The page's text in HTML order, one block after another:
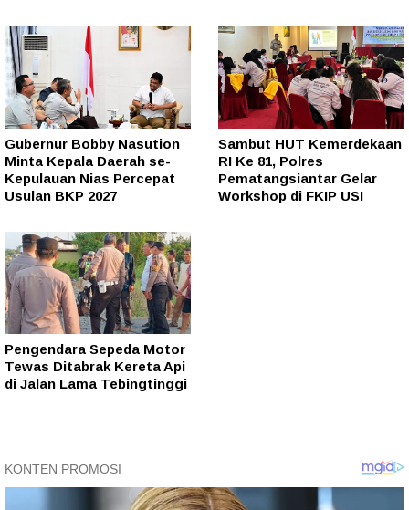
Gubernur Bobby Nasution
Minta Kepala Daerah se-
Kepulauan Nias Percepat
Usulan BKP 2027
Sambut HUT Kemerdekaan
RI Ke 81, Polres
Pematangsiantar Gelar
Workshop di FKIP USI
Pengendara Sepeda Motor
Tewas Ditabrak Kereta Api
di Jalan Lama Tebingtinggi